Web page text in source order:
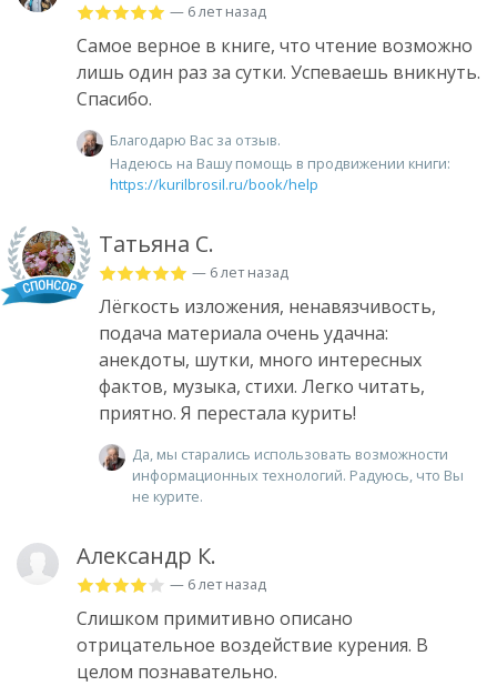
— 6 лет назад
Самое верное в книге, что чтение возможно
лишь один раз за сутки. Успеваешь вникнуть.
Спасибо.
Благодарю Вас за отзыв.
Надеюсь на Вашу помощь в продвижении книги:
https://kurilbrosil.ru/book/help
Татьяна С.
— 6 лет назад
Лёгкость изложения, ненавязчивость,
подача материала очень удачна:
анекдоты, шутки, много интересных
фактов, музыка, стихи. Легко читать,
приятно. Я перестала курить!
Да, мы старались использовать возможности
информационных технологий. Радуюсь, что Вы
не курите.
Александр К.
— 6 лет назад
Слишком примитивно описано
отрицательное воздействие курения. В
целом познавательно.